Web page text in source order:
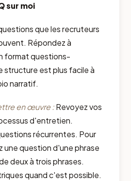
sur moi
que les recruteurs
Répondez à
format questions-
structure est plus facile à
narratif.
en œuvre :Revoyez vos
d'entretien.
récurrentes. Pour
une question d'une phrase
deux à trois phrases.
quand c'est possible.